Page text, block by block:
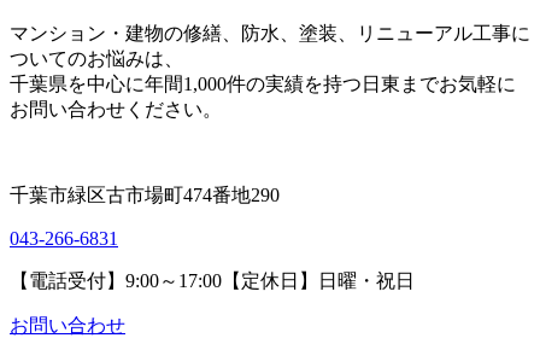
マンション・建物の修繕、防水、塗装、リニューアル工事に
ついてのお悩みは、
千葉県を中心に年間1,000件の実績を持つ日東までお気軽に
お問い合わせください。
千葉市緑区古市場町474番地290
043-266-6831
【電話受付】9:00～17:00【定休日】日曜・祝日
お問い合わせ